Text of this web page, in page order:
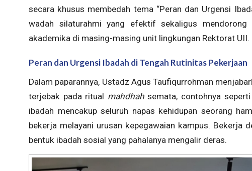
secara khusus membedah tema “Peran dan Urgensi
wadah silaturahmi yang efektif sekaligus mendorong
akademika di masing-masing unit lingkungan Rektorat UII.
Peran dan Urgensi Ibadah di Tengah Rutinitas Pekerjaan
Dalam paparannya, Ustadz Agus Taufiqurrohman
terjebak pada ritual mahdhahsemata, contohnya seperti
ibadah mencakup seluruh napas kehidupan seorang
bekerja melayani urusan kepegawaian kampus. Bekerja
bentuk ibadah sosial yang pahalanya mengalir deras.